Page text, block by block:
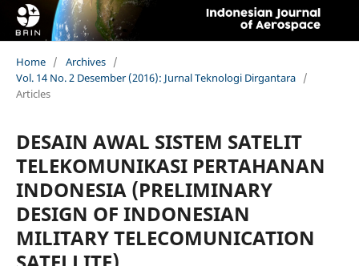
Home / Archives /
Vol. 14 No. 2 Desember (2016): Jurnal Teknologi Dirgantara /
Articles
DESAIN AWAL SISTEM SATELIT
TELEKOMUNIKASI PERTAHANAN
INDONESIA (PRELIMINARY
DESIGN OF INDONESIAN
MILITARY TELECOMUNICATION